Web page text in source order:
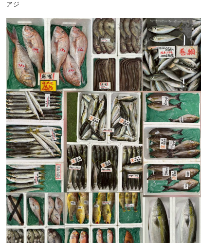
アジ